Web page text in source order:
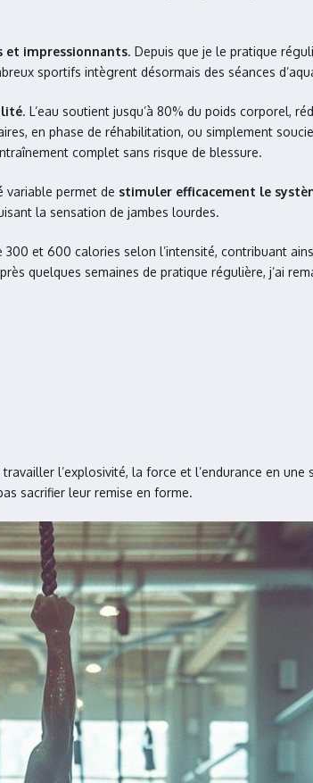
et impressionnants. Depuis que je le pratique
sportifs intègrent désormais des séances
. L’eau soutient jusqu’à 80% du poids corporel,
en phase de réhabilitation, ou simplement
complet sans risque de blessure.
variable permet de stimuler efficacement le
la sensation de jambes lourdes.
et 600 calories selon l’intensité, contribuant
quelques semaines de pratique régulière, j’ai
l’explosivité, la force et l’endurance en une
sacrifier leur remise en forme.